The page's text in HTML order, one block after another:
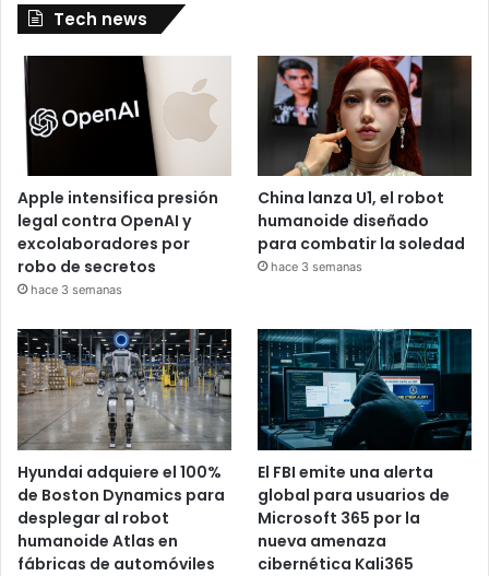
Tech news
Apple intensifica presión
legal contra OpenAI y
excolaboradores por
robo de secretos
hace 3 semanas
China lanza U1, el robot
humanoide diseñado
para combatir la soledad
hace 3 semanas
Hyundai adquiere el 100%
de Boston Dynamics para
desplegar al robot
humanoide Atlas en
fábricas de automóviles
El FBI emite una alerta
global para usuarios de
Microsoft 365 por la
nueva amenaza
cibernética Kali365